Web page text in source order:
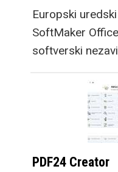
Europski
SoftMaker
softverski
PDF24 Creator